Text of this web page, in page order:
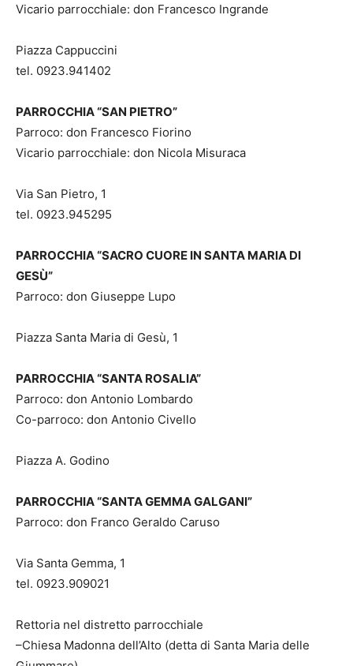
Vicario parrocchiale: don Francesco Ingrande
Piazza Cappuccini
tel. 0923.941402
PARROCCHIA “SAN PIETRO”
Parroco: don Francesco Fiorino
Vicario parrocchiale: don Nicola Misuraca
Via San Pietro, 1
tel. 0923.945295
PARROCCHIA “SACRO CUORE IN SANTA MARIA DI
GESÙ”
Parroco: don Giuseppe Lupo
Piazza Santa Maria di Gesù, 1
PARROCCHIA “SANTA ROSALIA”
Parroco: don Antonio Lombardo
Co-parroco: don Antonio Civello
Piazza A. Godino
PARROCCHIA “SANTA GEMMA GALGANI”
Parroco: don Franco Geraldo Caruso
Via Santa Gemma, 1
tel. 0923.909021
Rettoria nel distretto parrocchiale
–Chiesa Madonna dell’Alto (detta di Santa Maria delle